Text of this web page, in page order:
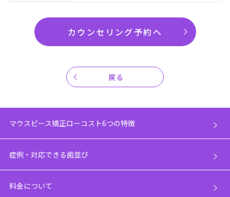
カウンセリング予約へ
戻る
マウスピース矯正ローコスト6つの特徴
症例・対応できる歯並び
料金について